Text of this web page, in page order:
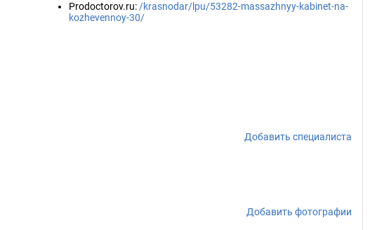
Prodoctorov.ru: /krasnodar/lpu/53282-massazhnyy-kabinet-na-
kozhevennoy-30/
Добавить специалиста
Добавить фотографии